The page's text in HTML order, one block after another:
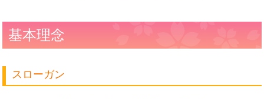
基本理念
スローガン